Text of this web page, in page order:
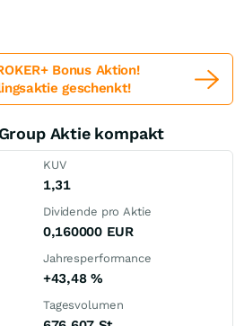
Bonus Aktion!
geschenkt!
Aktie kompakt
KUV
1,31
Dividende pro Aktie
0,160000 EUR
Jahresperformance
+43,48 %
Tagesvolumen